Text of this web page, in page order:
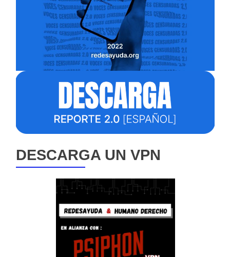
DESCARGA UN VPN